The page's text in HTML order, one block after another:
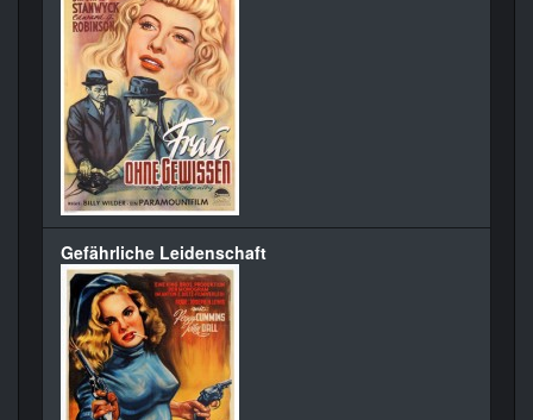
Gefährliche Leidenschaft